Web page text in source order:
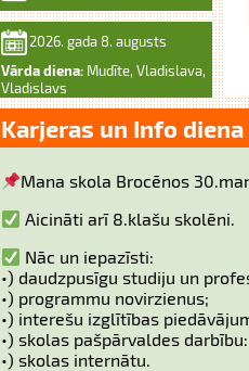
2026. gada 8. augusts
Vārda diena: Mudīte, Vladislava,
Vladislavs
Karjeras un Info
Mana skola Brocēnos
Aicināti arī 8.klašu skolēni.
Nāc un iepazīsti:
•) daudzpusīgu studiju un
•) programmu novirzienus;
•) interešu izglītības
•) skolas pašpārvaldes darbību:
•) skolas internātu.